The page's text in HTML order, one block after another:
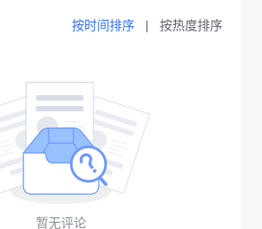
按时间排序 | 按热度排序
暂无评论